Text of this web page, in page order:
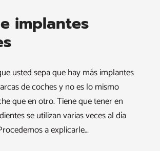
implantes
usted sepa que hay más implantes
de coches y no es lo mismo
que en otro. Tiene que tener en
se utilizan varias veces al día
a explicarle…